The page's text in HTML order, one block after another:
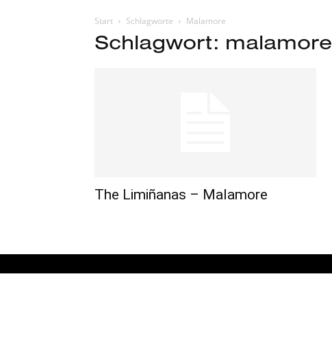
Start Schlagworte Malamore
Schlagwort: malamore
The Limiñanas – Malamore